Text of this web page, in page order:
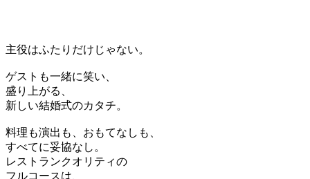
主役はふたりだけじゃない。
ゲストも一緒に笑い、
盛り上がる、
新しい結婚式のカタチ。
料理も演出も、おもてなしも、
すべてに妥協なし。
レストランクオリティの
フルコースは、